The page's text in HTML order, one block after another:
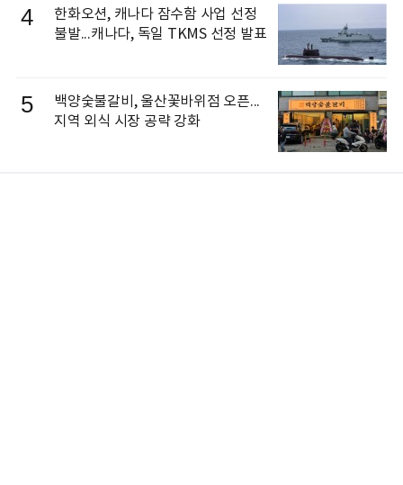
4
한화오션, 캐나다 잠수함 사업 선정
불발...캐나다, 독일 TKMS 선정 발표
5
백양숯불갈비, 울산꽃바위점 오픈...
지역 외식 시장 공략 강화